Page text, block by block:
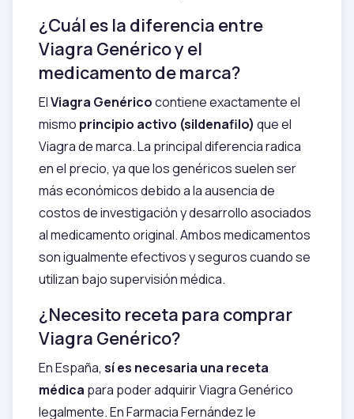
¿Cuál es la diferencia entre
Viagra Genérico y el
medicamento de marca?
ElViagra Genéricocontiene exactamente el
mismo principio activo (sildenafilo) que el
Viagra de marca. La principal diferencia radica
en el precio, ya que los genéricos suelen ser
más económicos debido a la ausencia de
costos de investigación y desarrollo asociados
al medicamento original. Ambos medicamentos
son igualmente efectivos y seguros cuando se
utilizan bajo supervisión médica.
¿Necesito receta para comprar
Viagra Genérico?
En España, sí es necesaria una receta
médica para poder adquirir Viagra Genérico
legalmente. En Farmacia Fernández le